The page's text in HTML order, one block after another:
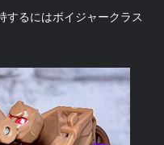
するにはボイジャークラス